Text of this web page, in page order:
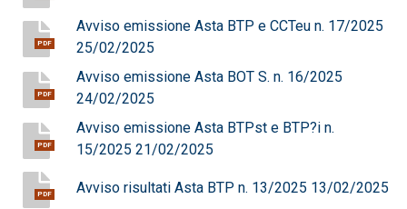
PDF
Avviso emissione Asta BTP e CCTeu n. 17/2025
25/02/2025
PDF
Avviso emissione Asta BOT S. n. 16/2025
24/02/2025
PDF
Avviso emissione Asta BTPst e BTP?i n.
15/2025 21/02/2025
PDF Avviso risultati Asta BTP n. 13/2025 13/02/2025